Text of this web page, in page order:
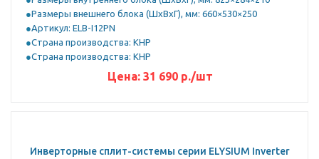
Размеры внешнего блока (ШхВхГ), мм: 660×530×250
Артикул: ELB-I12PN
Страна производства: КНР
Страна производства: КНР
Цена: 31 690р./шт
Инверторные сплит-системы серии ELYSIUM Inverter